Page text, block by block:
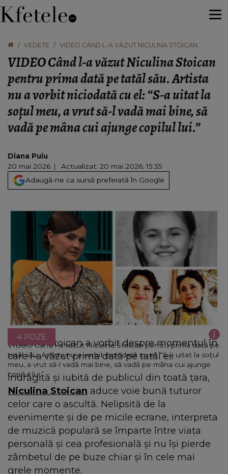
VEDETE
VIDEO CÂND L-A VĂZUT NICULINA STOICAN
VORBIT NICIODATĂ CU EL: “S-A UITAT LA SOȚUL
MEU, A VRUT SĂ-L VADĂ MAI BINE, SĂ VADĂ PE
MÂNA CUI AJUNGE COPILUL LUI.”
VIDEO Când l-a văzut Niculina Stoican
pentru prima dată pe tatăl său. Artista
nu a vorbit niciodată cu el: “S-a uitat la
soțul meu, a vrut să-l vadă mai bine, să
vadă pe mâna cui ajunge copilul lui.”
Diana Puiu
20 mai 2026
Actualizat: 20 mai 2026, 15:35
Adaugă-ne ca sursă preferată în Google
VIDEO Când l-a văzut Niculina Stoican pentru prima dată pe
tatăl său. Artista nu a vorbit niciodată cu el: “S-a uitat la soțul
meu, a vrut să-l vadă mai bine, să vadă pe mâna cui ajunge
copilul lui.”
4 POZE
Niculina Stoican a vorbit despre momentul în
care l-a văzut prima dată pe tatăl ei.
Îndrăgită și iubită de publicul din toată țara,
Niculina Stoican aduce voie bună tuturor
celor care o ascultă. Nelipsită de la
evenimente și de pe micile ecrane, interpreta
de muzică populară se împarte între viața
personală și cea profesională și nu își pierde
zâmbetul de pe buze chiar și în cele mai
grele momente.